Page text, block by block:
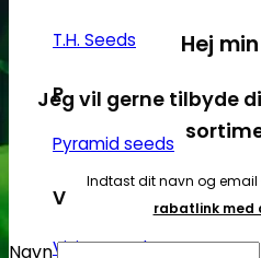
T.H. Seeds
P
Pyramid seeds
V
Vision Seeds
Hej
Jeg vil gerne tilbyde
Indtast dit navn og
rabatlink med
Navn